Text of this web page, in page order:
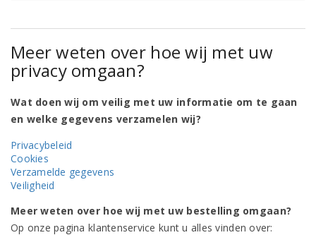
Meer weten over hoe wij met uw
privacy omgaan?
Wat doen wij om veilig met uw informatie om te gaan
en welke gegevens verzamelen wij?
Privacybeleid
Cookies
Verzamelde gegevens
Veiligheid
Meer weten over hoe wij met uw bestelling omgaan?
Op onze pagina klantenservice kunt u alles vinden over: